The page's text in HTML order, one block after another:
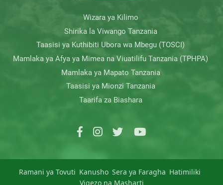
Wizara ya Kilimo
Shirika la Viwango Tanzania
Taasisi ya Kuthibiti Ubora wa Mbegu (TOSCI)
Mamlaka ya Afya ya Mimea na Viuatilifu Tanzania (TPHPA)
Mamlaka ya Mapato Tanzania
Taasisi ya Mionzi Tanzania
Taarifa za Biashara
Ramani ya Tovuti Kanusho Sera ya Faragha Hatimiliki
Vigezo na Masharti